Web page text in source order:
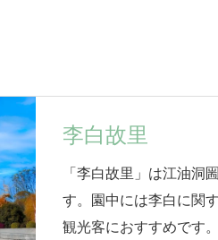
李白故里
「李白故里」は江油洞
す。園中には李白に関
観光客におすすめです